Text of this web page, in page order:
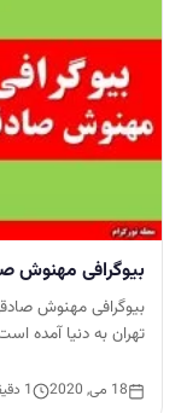
بیوگرافی
تهران به دنیا آمده
18 می, 2020 1 دقیقه مطالعه